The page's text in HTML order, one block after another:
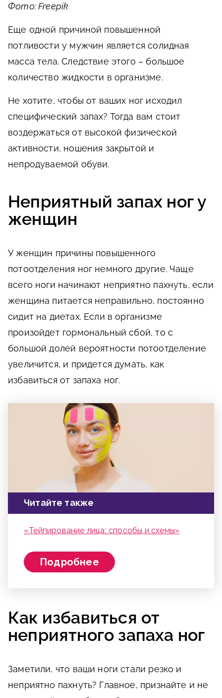
Фото: Freepik
Еще одной причиной повышенной
потливости у мужчин является солидная
масса тела. Следствие этого – большое
количество жидкости в организме.
Не хотите, чтобы от ваших ног исходил
специфический запах? Тогда вам стоит
воздержаться от высокой физической
активности, ношения закрытой и
непродуваемой обуви.
Неприятный запах ног у
женщин
У женщин причины повышенного
потоотделения ног немного другие. Чаще
всего ноги начинают неприятно пахнуть, если
женщина питается неправильно, постоянно
сидит на диетах. Если в организме
произойдет гормональный сбой, то с
большой долей вероятности потоотделение
увеличится, и придется думать, как
избавиться от запаха ног.
Читайте также
«Тейпирование лица: способы и схемы»
Подробнее
Как избавиться от
неприятного запаха ног
Заметили, что ваши ноги стали резко и
неприятно пахнуть? Главное, признайте и не